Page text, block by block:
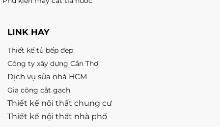
LINK HAY
Thiết kế tủ bếp đẹp
Công ty xây dựng Cần Thơ
Dịch vụ sửa nhà HCM
Gia công cắt gạch
Thiết kế nội thất chung cư
Thiết kế nội thất nhà phố